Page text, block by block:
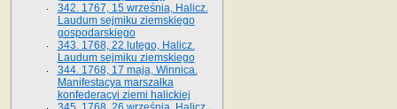
342. 1767, 15 września, Halicz.
Laudum sejmiku ziemskiego
gospodarskiego
343. 1768, 22 lutego, Halicz.
Laudum sejmiku ziemskiego
344. 1768, 17 maja, Winnica.
Manifestacya marszałka
konfederacyi ziemi halickiej